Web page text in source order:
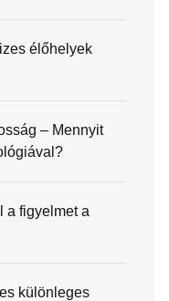
élőhelyek
– Mennyit
a figyelmet a
különleges